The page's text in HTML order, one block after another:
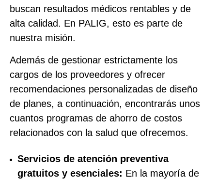
buscan resultados médicos rentables y de
alta calidad. En PALIG, esto es parte de
nuestra misión.
Además de gestionar estrictamente los
cargos de los proveedores y ofrecer
recomendaciones personalizadas de diseño
de planes, a continuación, encontrarás unos
cuantos programas de ahorro de costos
relacionados con la salud que ofrecemos.
Servicios de atención preventiva
gratuitos y esenciales: En la mayoría de